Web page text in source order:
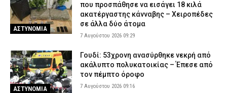
ΑΣΤΥΝΟΜΙΑ
που προσπάθησε να εισάγει 18 κιλά
ακατέργαστης κάνναβης – Χειροπέδες
σε άλλα δύο άτομα
7 Αυγούστου 2026 09:29
ΑΣΤΥΝΟΜΙΑ
Γουδί: 53χρονη ανασύρθηκε νεκρή από
ακάλυπτο πολυκατοικίας – Έπεσε από
τον πέμπτο όροφο
7 Αυγούστου 2026 09:16